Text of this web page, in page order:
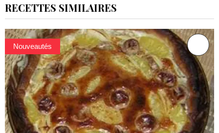
RECETTES SIMILAIRES
Nouveautés